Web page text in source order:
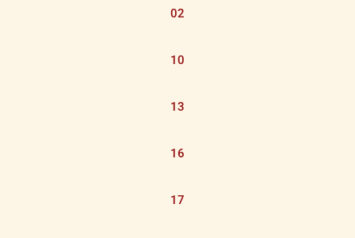
02
10
13
16
17